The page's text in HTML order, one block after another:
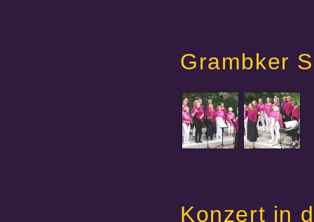
Grambker
Konzert in